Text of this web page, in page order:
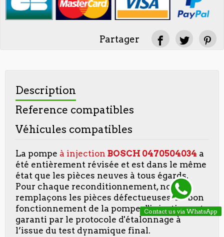
Partager
Description
Reference compatibles
Véhicules compatibles
La pompe à injection BOSCH 0470504034 a
été entièrement révisée et est dans le même
état que les pièces neuves à tous égards.
Pour chaque reconditionnement, nous
remplaçons les pièces défectueuses. Le bon
fonctionnement de la pompe d'injection est
garanti par le protocole d'étalonnage à
l’issue du test dynamique final.
Contact us via WhatsApp